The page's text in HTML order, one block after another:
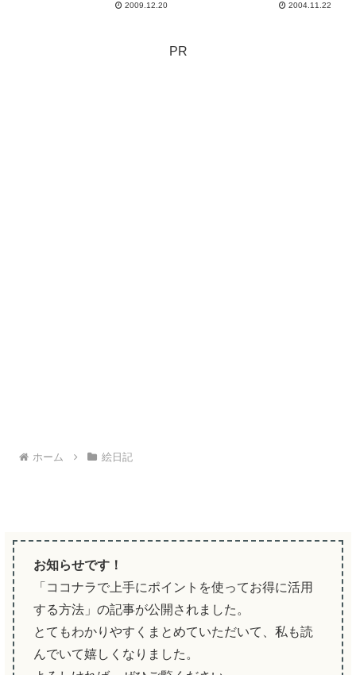
2009.12.20
プのモーターの故障だったんです
たんですよ。そんな汚れた湯で洗
2004.11.22
PR
ホーム 絵日記
お知らせです！
「ココナラで上手にポイントを使ってお得に活用
する方法」の記事が公開されました。
とてもわかりやすくまとめていただいて、私も読
んでいて嬉しくなりました。